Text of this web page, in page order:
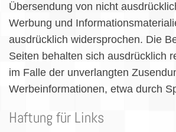
Übersendung von nicht
Werbung und
ausdrücklich widersprochen. Die
Seiten behalten sich ausdrücklich
im Falle der unverlangten
Werbeinformationen, etwa durch
Haftung für Links